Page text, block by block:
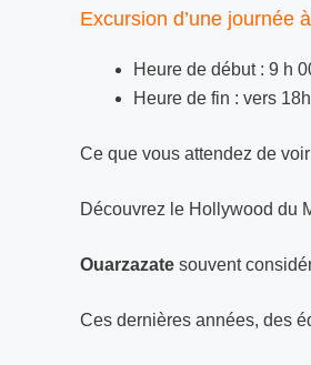
Excursion d’une journée
Heure de début : 9 h
Heure de fin : vers
Ce que vous attendez de
Découvrez le Hollywood du
Ouarzazate souvent
Ces dernières années, des